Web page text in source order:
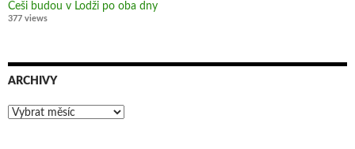
Češi budou v Lodži po oba dny
377 views
ARCHIVY
Archivy